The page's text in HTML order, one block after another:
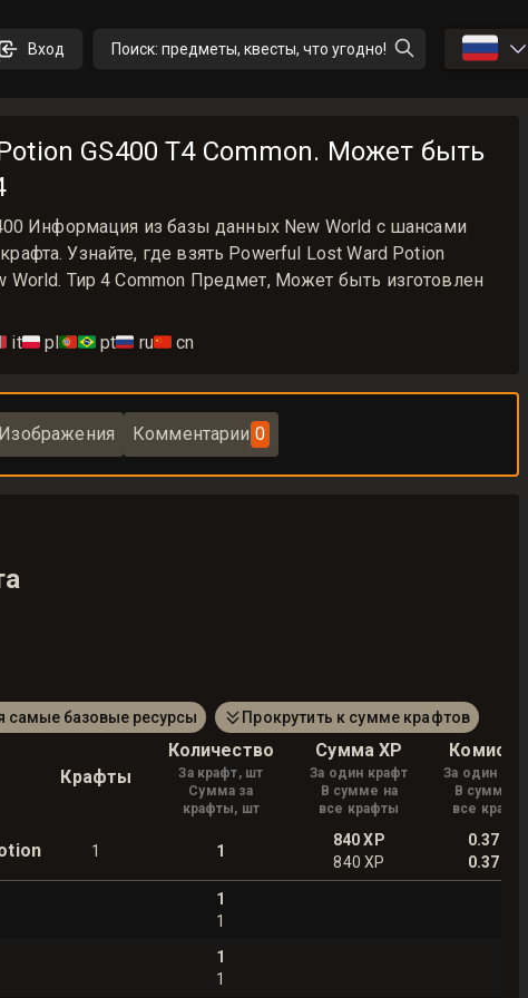
Вход Поиск: предметы, квесты, что угодно! 🇷🇺
GS400 T4 Common. Может быть
Информация из базы данных New World с шансами
Узнайте, где взять Powerful Lost Ward Potion
World. Тир 4 Common Предмет, Может быть изготовлен
it🇵🇱 pl🇵🇹🇧🇷 pt🇷🇺 ru🇨🇳 cn
Изображения Комментарии 0
самые базовые ресурсы Прокрутить к сумме крафтов
Крафты
Количество
За крафт, шт
Сумма за
крафты, шт
Сумма XP
За один крафт
В сумме на
все крафты
За один
В сумме
все
1 1
840 XP
840 XP
0.37
0.37
1
1
1
1